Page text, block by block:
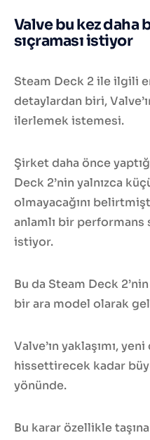
Valve bu kez daha
sıçraması istiyor
Steam Deck 2 ile ilgili
detaylardan biri,
ilerlemek istemesi.
Şirket daha önce
Deck 2’nin yalnızca
olmayacağını
anlamlı bir performans
istiyor.
Bu da Steam Deck
bir ara model olarak
Valve’ın yaklaşımı,
hissettirecek kadar
yönünde.
Bu karar özellikle